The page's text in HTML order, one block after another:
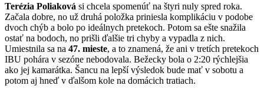
Terézia Poliaková si chcela spomenúť na štyri nuly spred roka.
Začala dobre, no už druhá položka priniesla komplikáciu v podobe
dvoch chýb a bolo po ideálnych pretekoch. Potom sa ešte snažila
ostať na bodoch, no prišli ďalšie tri chyby a vypadla z nich.
Umiestnila sa na 47. mieste, a to znamená, že ani v tretích pretekoch
IBU pohára v sezóne nebodovala. Bežecky bola o 2:20 rýchlejšia
ako jej kamarátka. Šancu na lepší výsledok bude mať v sobotu a
potom aj hneď v ďalšom kole na domácich tratiach.